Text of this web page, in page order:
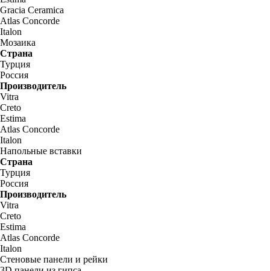
Gracia Ceramica
Atlas Concorde
Italon
Мозаика
Страна
Турция
Россия
Производитель
Vitra
Creto
Estima
Atlas Concorde
Italon
Напольные вставки
Страна
Турция
Россия
Производитель
Vitra
Creto
Estima
Atlas Concorde
Italon
Стеновые панели и рейки